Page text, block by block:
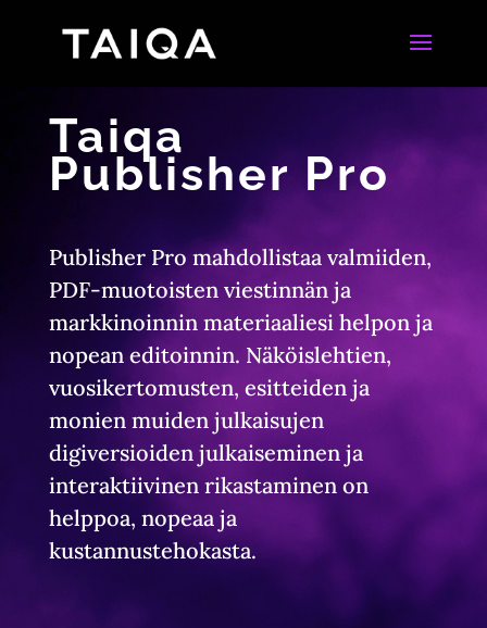
Taiqa
Publisher Pro
Publisher Pro mahdollistaa valmiiden,
PDF-muotoisten viestinnän ja
markkinoinnin materiaaliesi helpon ja
nopean editoinnin. Näköislehtien,
vuosikertomusten, esitteiden ja
monien muiden julkaisujen
digiversioiden julkaiseminen ja
interaktiivinen rikastaminen on
helppoa, nopeaa ja
kustannustehokasta.